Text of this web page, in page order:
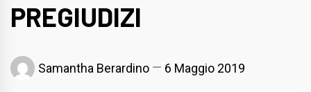
PREGIUDIZI
Samantha Berardino 6 Maggio 2019